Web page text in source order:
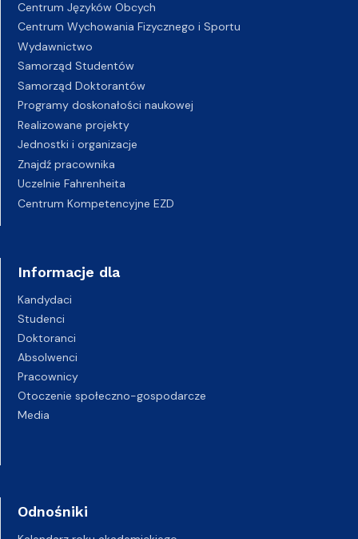
Centrum Języków Obcych
Centrum Wychowania Fizycznego i Sportu
Wydawnictwo
Samorząd Studentów
Samorząd Doktorantów
Programy doskonałości naukowej
Realizowane projekty
Jednostki i organizacje
Znajdź pracownika
Uczelnie Fahrenheita
Centrum Kompetencyjne EZD
Informacje dla
Kandydaci
Studenci
Doktoranci
Absolwenci
Pracownicy
Otoczenie społeczno-gospodarcze
Media
Odnośniki